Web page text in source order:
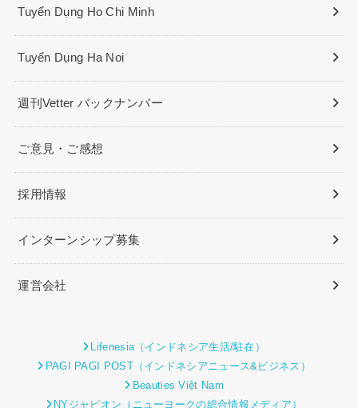
Tuyển Dụng Ho Chi Minh
Tuyển Dụng Ha Noi
週刊Vetter バックナンバー
ご意見・ご感想
採用情報
インターンシップ募集
運営会社
Lifenesia（インドネシア生活/駐在）
PAGI PAGI POST（インドネシアニュース&ビジネス）
Beauties Việt Nam
NYジャピオン（ニューヨークの総合情報メディア）